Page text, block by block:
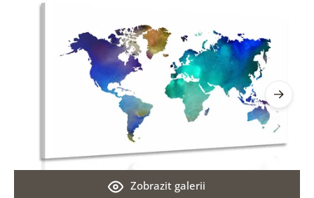
Zobrazit galerii